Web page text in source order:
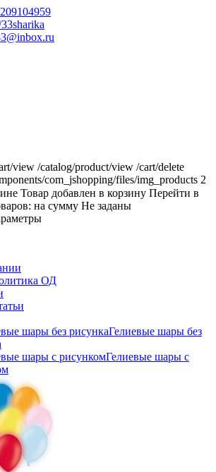
view /catalog/product/view /cart/delete
com_jshopping/files/img_products 2
Товар добавлен в корзину Перейти в
на сумму Не заданы
ОД
Гелиевые шары без
Гелиевые шары с